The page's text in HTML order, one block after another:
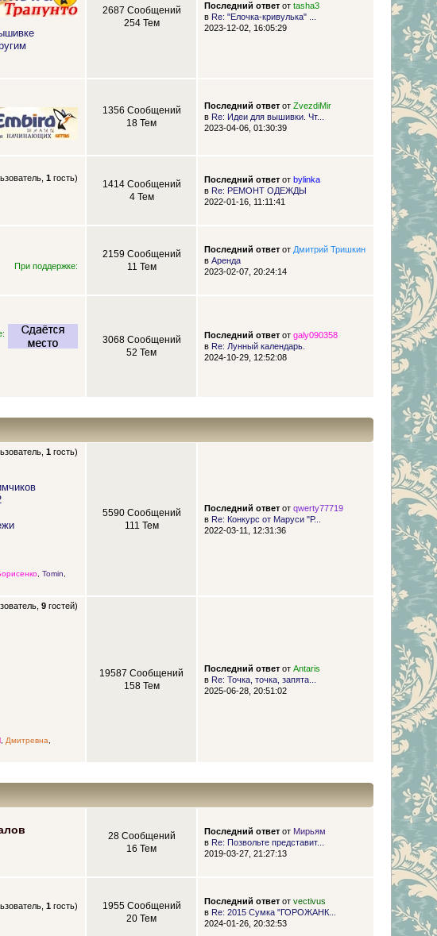
2687 Сообщений
254 Тем
Последний ответот tasha3
в Re: "Елочка-кривулька" ...
2023-12-02, 16:05:29
1356 Сообщений
18 Тем
Последний ответот ZvezdiMir
в Re: Идеи для вышивки. Чт...
2023-04-06, 01:30:39
1 гость)
1414 Сообщений
4 Тем
Последний ответот bylinka
в Re: РЕМОНТ ОДЕЖДЫ
2022-01-16, 11:11:41
При поддержке:
2159 Сообщений
11 Тем
Последний ответот Дмитрий Тришкин
в Аренда
2023-02-07, 20:24:14
3068 Сообщений
52 Тем
Последний ответот galy090358
в Re: Лунный календарь.
2024-10-29, 12:52:08
1 гость)
, Tomin
5590 Сообщений
111 Тем
Последний ответот qwerty77719
в Re: Конкурс от Маруси "Р...
2022-03-11, 12:31:36
9 гостей)
, Дмитревна
19587 Сообщений
158 Тем
Последний ответот Antaris
в Re: Точка, точка, запята...
2025-06-28, 20:51:02
28 Сообщений
16 Тем
Последний ответот Мирьям
в Re: Позвольте представит...
2019-03-27, 21:27:13
1 гость)
1955 Сообщений
20 Тем
Последний ответот vectivus
в Re: 2015 Сумка "ГОРОЖАНК...
2024-01-26, 20:32:53